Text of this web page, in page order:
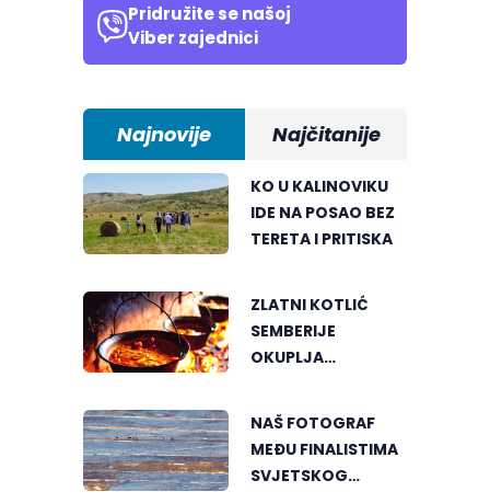
Pridružite se našoj
Viber zajednici
Najnovije Najčitanije
KO U KALINOVIKU
IDE NA POSAO BEZ
TERETA I PRITISKA
ZLATNI KOTLIĆ
SEMBERIJE
OKUPLJA
RIBLJEG PAPRIKAŠA
U DVOROVIMA
NAŠ FOTOGRAF
MEĐU FINALISTIMA
SVJETSKOG